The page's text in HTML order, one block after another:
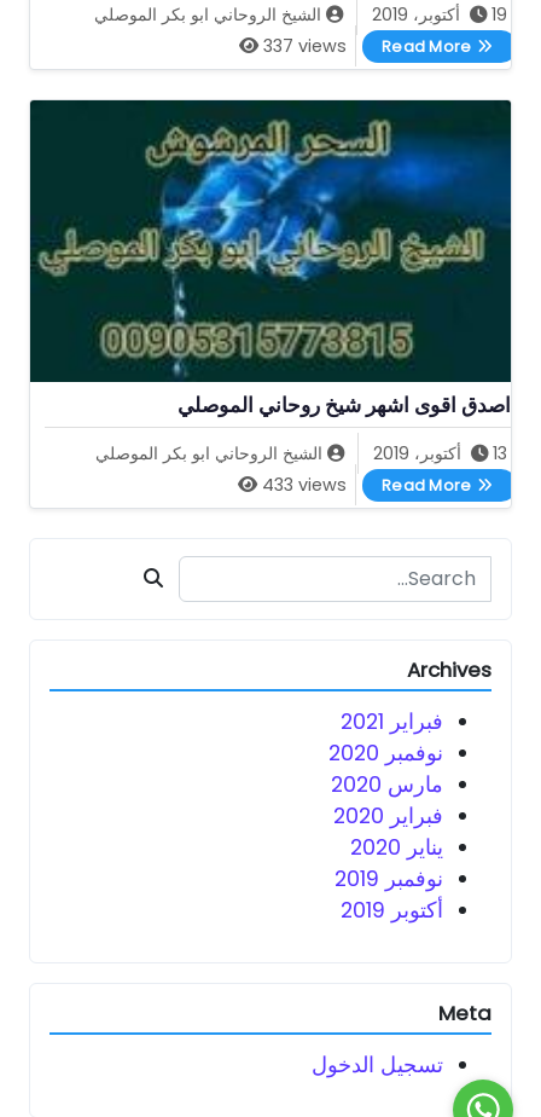
19 أكتوبر، 2019
الشيخ الروحاني ابو بكر الموصلي
337 views
Read More
اصدق شيخ روحاني الموصلي 00905315773815
اصدق اقوى اشهر شيخ روحاني الموصلي
13 أكتوبر، 2019
الشيخ الروحاني ابو بكر الموصلي
433 views
Read More
اصدق اقوى اشهر شيخ روحاني الموصلي
Search for:
Archives
فبراير 2021
نوفمبر 2020
مارس 2020
فبراير 2020
يناير 2020
نوفمبر 2019
أكتوبر 2019
Meta
تسجيل الدخول